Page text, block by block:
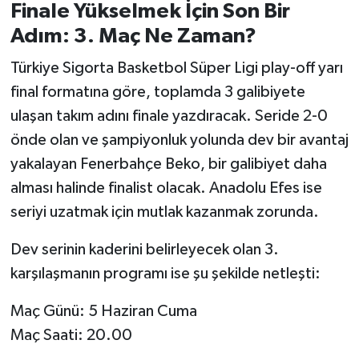
Finale Yükselmek İçin Son Bir
Adım: 3. Maç Ne Zaman?
Türkiye Sigorta Basketbol Süper Ligi play-off yarı
final formatına göre, toplamda 3 galibiyete
ulaşan takım adını finale yazdıracak. Seride 2-0
önde olan ve şampiyonluk yolunda dev bir avantaj
yakalayan Fenerbahçe Beko, bir galibiyet daha
alması halinde finalist olacak. Anadolu Efes ise
seriyi uzatmak için mutlak kazanmak zorunda.
Dev serinin kaderini belirleyecek olan 3.
karşılaşmanın programı ise şu şekilde netleşti:
Maç Günü: 5 Haziran Cuma
Maç Saati: 20.00
TÜRKİYE
VİZYONDAKİLER
YAŞAM